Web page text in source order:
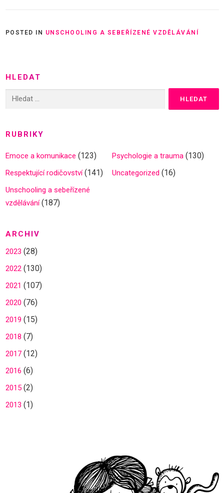
POSTED IN UNSCHOOLING A SEBEŘÍZENÉ VZDĚLÁVÁNÍ
HLEDAT
Vyhledávání
RUBRIKY
Emoce a komunikace (123) Psychologie a trauma (130)
Respektující rodičovství(141) Uncategorized (16)
Unschooling a sebeřízené
vzdělávání(187)
ARCHIV
2023 (28)
2022(130)
2021 (107)
2020 (76)
2019 (15)
2018 (7)
2017(12)
2016 (6)
2015(2)
2013 (1)